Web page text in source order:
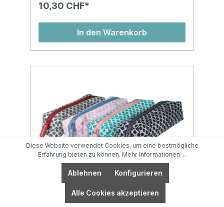
10,30 CHF*
In den Warenkorb
ANCOR Etui eckig SMOOTH
Diese Website verwendet Cookies, um eine bestmögliche
Erfahrung bieten zu können. Mehr Informationen ...
Ablehnen Konfigurieren
Alle Cookies akzeptieren